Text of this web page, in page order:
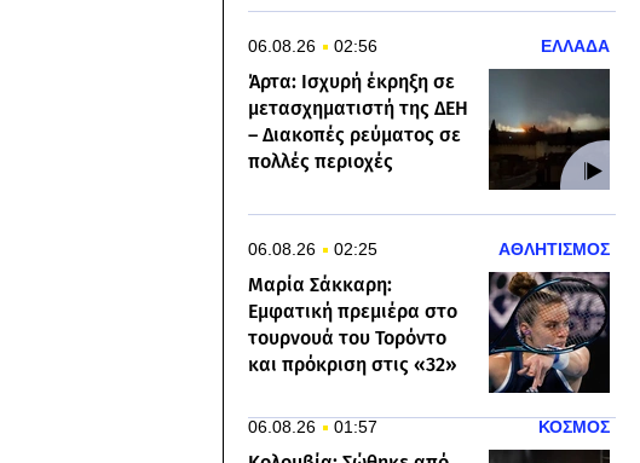
06.08.26 02:56 ΕΛΛΑΔΑ
Άρτα: Ισχυρή έκρηξη σε
μετασχηματιστή της ΔΕΗ
– Διακοπές ρεύματος σε
πολλές περιοχές
06.08.26 02:25 ΑΘΛΗΤΙΣΜΟΣ
Μαρία Σάκκαρη:
Εμφατική πρεμιέρα στο
τουρνουά του Τορόντο
και πρόκριση στις «32»
06.08.26 01:57 ΚΟΣΜΟΣ